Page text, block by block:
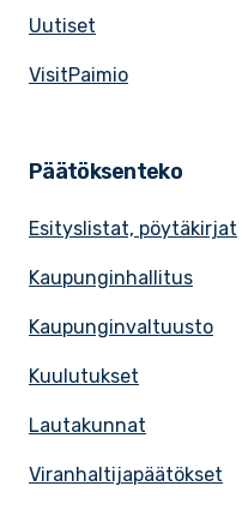
Uutiset
VisitPaimio
Päätöksenteko
Esityslistat, pöytäkirjat
Kaupunginhallitus
Kaupunginvaltuusto
Kuulutukset
Lautakunnat
Viranhaltijapäätökset